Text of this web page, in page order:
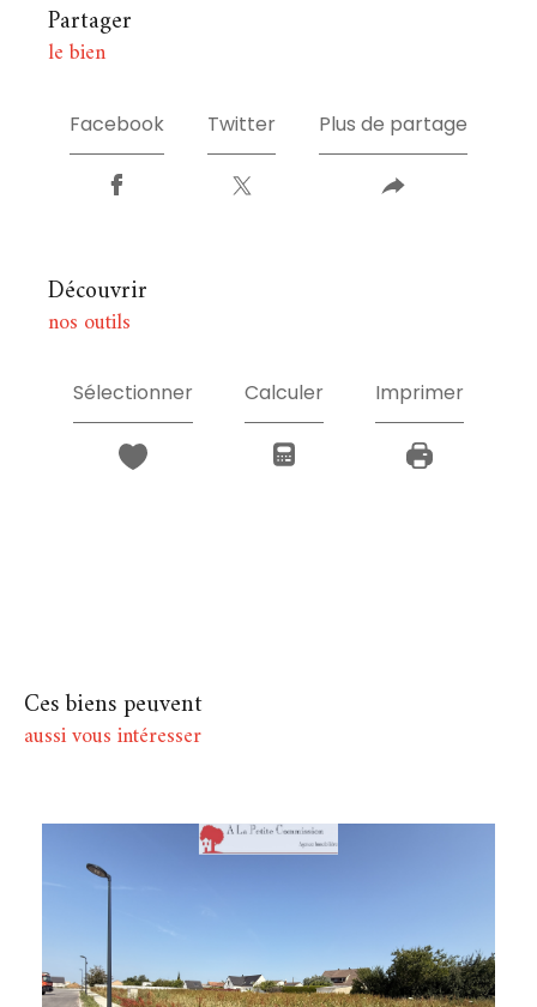
partager
le bien
Facebook Twitter Plus de partage
découvrir
nos outils
Sélectionner Calculer Imprimer
Ces biens peuvent
aussi vous intéresser